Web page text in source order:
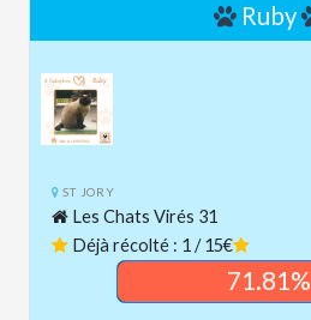
Ruby
ST JORY
Les Chats Virés 31
Déjà récolté : 1 / 15€
71.81%